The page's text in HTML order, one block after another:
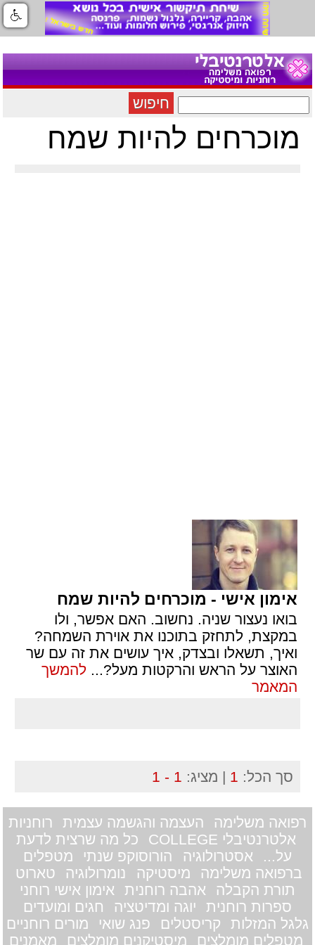
חיפוש
מוכרחים להיות שמח
אימון אישי - מוכרחים להיות שמח
בואו נעצור שניה. נחשוב. האם אפשר, ולו
במקצת, לתחזק בתוכנו את אוירת השמחה?
ואיך, תשאלו ובצדק, איך עושים את זה עם שר
האוצר על הראש והרקטות מעל?... להמשך
המאמר
סך הכל: 1 | מציג: 1 - 1
רפואה משלימה העצמה והגשמה עצמית
רוחניות
אלטרנטיבלי COLLEGE
כל מה שרצית לדעת
על...
אסטרולוגיה הורוסוקפ שנתי
מטפלים
ברפואה משלימה
מיסטיקה נומרולוגיה
טארוט
תורת הקבלה
אהבה רוחנית
אימון אישי רוחני
ספרות רוחנית
יוגה ומדיטציה
חגים ומועדים
גלגל המזלות
קריסטלים פנג שואי
מורים רוחניים
מטפלים מומלצים
מיסטיקנים מומלצים מאמנים